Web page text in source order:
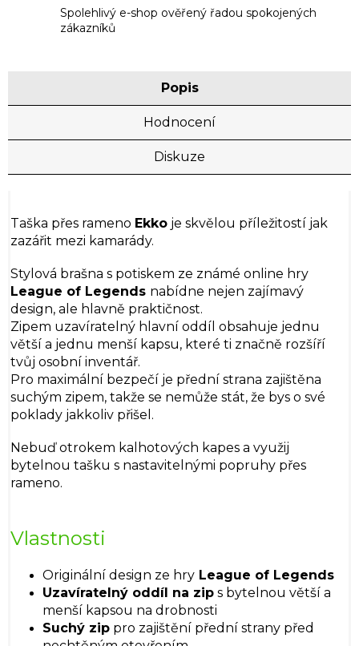
Spolehlivý e-shop ověřený řadou spokojených
zákazníků
Popis
Hodnocení
Diskuze
Taška přes rameno Ekko je skvělou příležitostí jak
zazářit mezi kamarády.
Stylová brašna s potiskem ze známé online hry
League of Legends nabídne nejen zajímavý
design, ale hlavně praktičnost.
Zipem uzavíratelný hlavní oddíl obsahuje jednu
větší a jednu menší kapsu, které ti značně rozšíří
tvůj osobní inventář.
Pro maximální bezpečí je přední strana zajištěna
suchým zipem, takže se nemůže stát, že bys o své
poklady jakkoliv přišel.
Nebuď otrokem kalhotových kapes a využij
bytelnou tašku s nastavitelnými popruhy přes
rameno.
Vlastnosti
Originální design ze hry League of Legends
Uzavíratelný oddíl na zip s bytelnou větší a
menší kapsou na drobnosti
Suchý zip pro zajištění přední strany před